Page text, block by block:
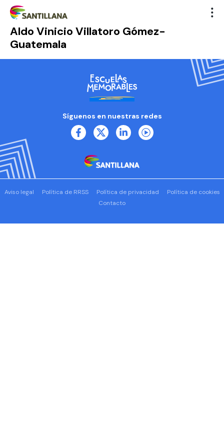
Aldo Vinicio Villatoro Gómez-
Guatemala
Síguenos en nuestras redes
Aviso legal Política de RRSS Política de privacidad
Política de cookies
Contacto